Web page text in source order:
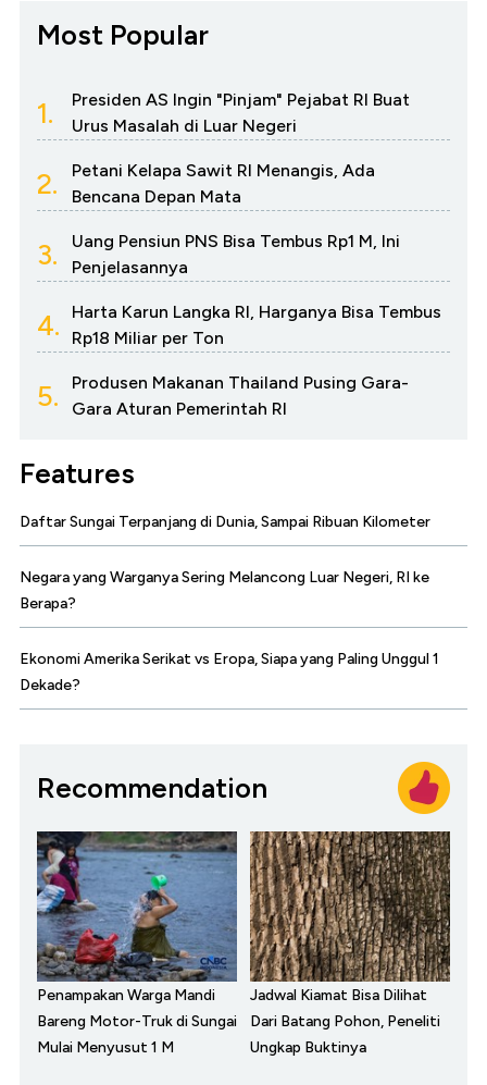
Most Popular
1.
Presiden AS Ingin "Pinjam" Pejabat RI Buat
Urus Masalah di Luar Negeri
2.
Petani Kelapa Sawit RI Menangis, Ada
Bencana Depan Mata
3.
Uang Pensiun PNS Bisa Tembus Rp1 M, Ini
Penjelasannya
4.
Harta Karun Langka RI, Harganya Bisa Tembus
Rp18 Miliar per Ton
5.
Produsen Makanan Thailand Pusing Gara-
Gara Aturan Pemerintah RI
Features
Daftar Sungai Terpanjang di Dunia, Sampai Ribuan Kilometer
Negara yang Warganya Sering Melancong Luar Negeri, RI ke
Berapa?
Ekonomi Amerika Serikat vs Eropa, Siapa yang Paling Unggul 1
Dekade?
Recommendation
Penampakan Warga Mandi
Bareng Motor-Truk di Sungai
Mulai Menyusut 1 M
Jadwal Kiamat Bisa Dilihat
Dari Batang Pohon, Peneliti
Ungkap Buktinya